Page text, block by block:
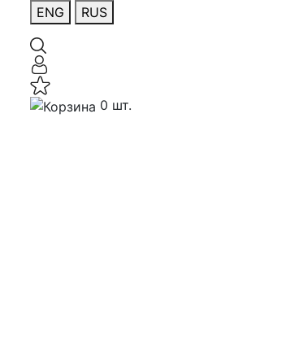
ENG RUS
0 шт.